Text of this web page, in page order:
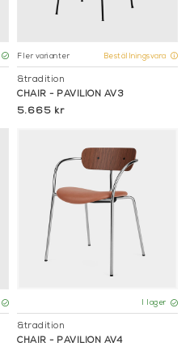
Fler varianter Beställningsvara
&tradition
CHAIR - PAVILION AV3
5.665 kr
I lager
&tradition
CHAIR - PAVILION AV4